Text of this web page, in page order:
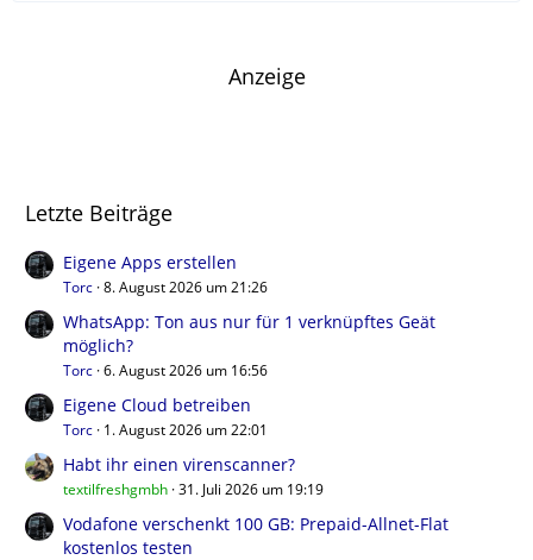
Anzeige
Letzte Beiträge
Eigene Apps erstellen
Torc 8. August 2026 um 21:26
WhatsApp: Ton aus nur für 1 verknüpftes Geät
möglich?
Torc 6. August 2026 um 16:56
Eigene Cloud betreiben
Torc 1. August 2026 um 22:01
Habt ihr einen virenscanner?
textilfreshgmbh 31. Juli 2026 um 19:19
Vodafone verschenkt 100 GB: Prepaid-Allnet-Flat
kostenlos testen